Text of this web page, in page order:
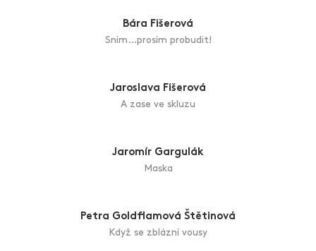
Jiří Dudycha
Zlatá chvíle
Dvytex
Alžběta Erben Beránková
Bára Fišerová